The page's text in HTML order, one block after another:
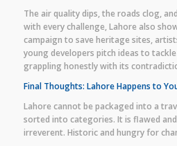
The air quality dips, the roads clog,
with every challenge, Lahore also
campaign to save heritage sites,
young developers pitch ideas to tackle
grappling honestly with its
Final Thoughts: Lahore Happens to
Lahore cannot be packaged into a
sorted into categories. It is flawed
irreverent. Historic and hungry for